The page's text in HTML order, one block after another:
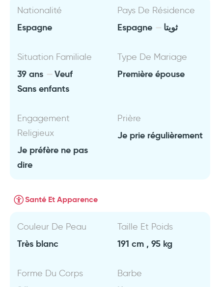
Nationalité
Espagne
Pays De Résidence
Espagne ثويتا
Situation Familiale
39 ans
Veuf
Sans enfants
Type De Mariage
Première épouse
Engagement
Religieux
Je préfère ne pas
dire
Prière
Je prie régulièrement
Santé Et Apparence
Couleur De Peau
Très blanc
Taille Et Poids
191 cm , 95 kg
Forme Du Corps Barbe